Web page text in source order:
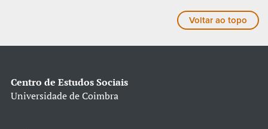
Voltar ao topo
Centro de Estudos Sociais
Universidade de Coimbra